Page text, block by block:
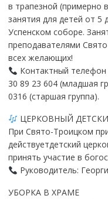
в трапезной (примерно
занятия для детей от 5
Успенском соборе.
преподавателями
всех желающих!
Контактный
30 89 23 604 (младшая
0316 (старшая группа).
ЦЕРКОВНЫЙ
При Свято-Троицком
действуетдетский
принять участие в
Руководитель:
УБОРКА В ХРАМЕ